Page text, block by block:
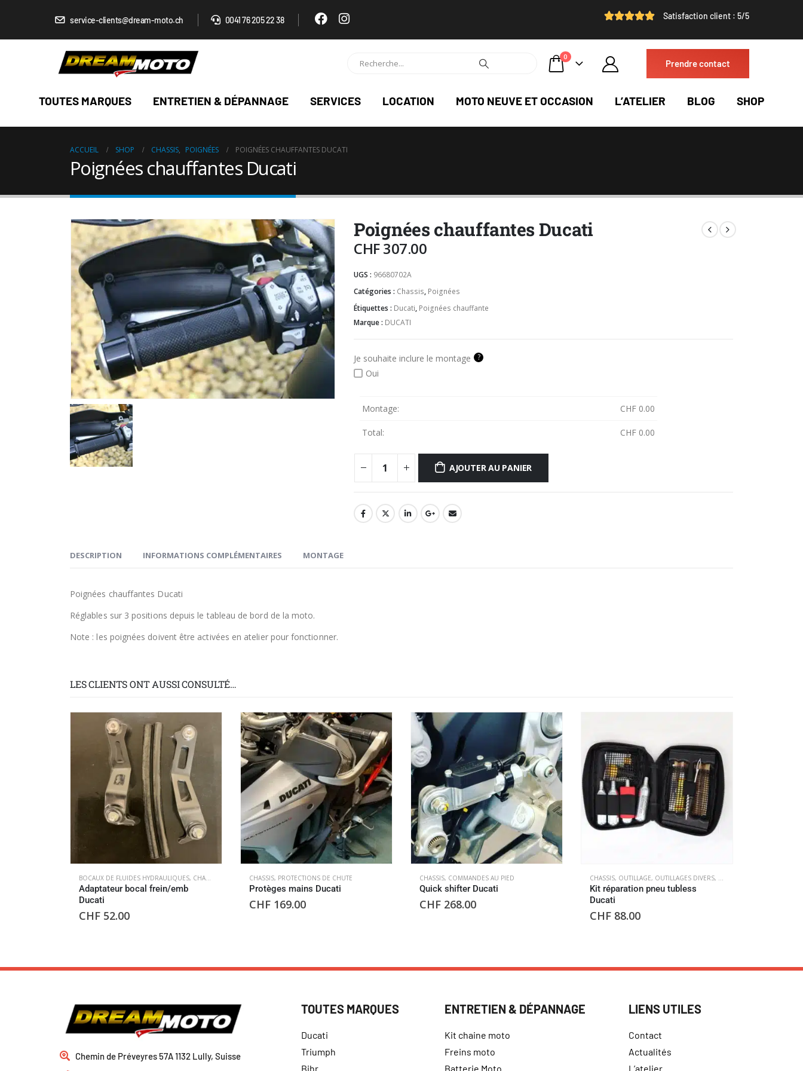
service-clients@dream-moto.ch 0041 76 205 22 38 Satisfaction client : 5/5
0
Prendre contact
TOUTES MARQUES ENTRETIEN & DÉPANNAGE SERVICES LOCATION MOTO NEUVE ET OCCASION L’ATELIER BLOG SHOP
ACCUEIL SHOP CHASSIS, POIGNÉES POIGNÉES CHAUFFANTES DUCATI
Poignées chauffantes Ducati
Poignées chauffantes Ducati
CHF307.00
UGS : 96680702A
Catégories : Chassis, Poignées
Étiquettes : Ducati, Poignées chauffante
Marque : DUCATI
Je souhaite inclure le montage ?
Oui
Montage: CHF 0.00
Total: CHF 0.00
AJOUTER AU PANIER
DESCRIPTION INFORMATIONS COMPLÉMENTAIRES MONTAGE
Poignées chauffantes Ducati
Réglables sur 3 positions depuis le tableau de bord de la moto.
Note : les poignées doivent être activées en atelier pour fonctionner.
LES CLIENTS ONT AUSSI CONSULTÉ…
BOCAUX DE FLUIDES HYDRAULIQUES, CHASSIS
Adaptateur bocal frein/emb
Ducati
CHF 52.00
CHASSIS, PROTECTIONS DE CHUTE
Protèges mains Ducati
CHF 169.00
CHASSIS, COMMANDES AU PIED
Quick shifter Ducati
CHF 268.00
CHASSIS, OUTILLAGE, OUTILLAGES DIVERS, ROUES
Kit réparation pneu tubless
Ducati
CHF 88.00
Chemin de Préveyres 57A 1132 Lully, Suisse
TOUTES MARQUES
Ducati
Triumph
Bihr
ENTRETIEN & DÉPANNAGE
Kit chaine moto
Freins moto
Batterie Moto
LIENS UTILES
Contact
Actualités
L’atelier